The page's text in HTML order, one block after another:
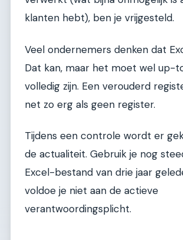
klanten hebt), ben je vrijgesteld.
Veel ondernemers denken dat
Dat kan, maar het moet wel up-
volledig zijn. Een verouderd
net zo erg als geen register.
Tijdens een controle wordt er
de actualiteit. Gebruik je nog
Excel-bestand van drie jaar
voldoe je niet aan de actieve
verantwoordingsplicht.